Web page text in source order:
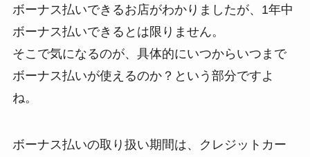
ボーナス払いできるお店がわかりましたが、1年中
ボーナス払いできるとは限りません。
そこで気になるのが、具体的にいつからいつまで
ボーナス払いが使えるのか？という部分ですよ
ね。
ボーナス払いの取り扱い期間は、クレジットカー